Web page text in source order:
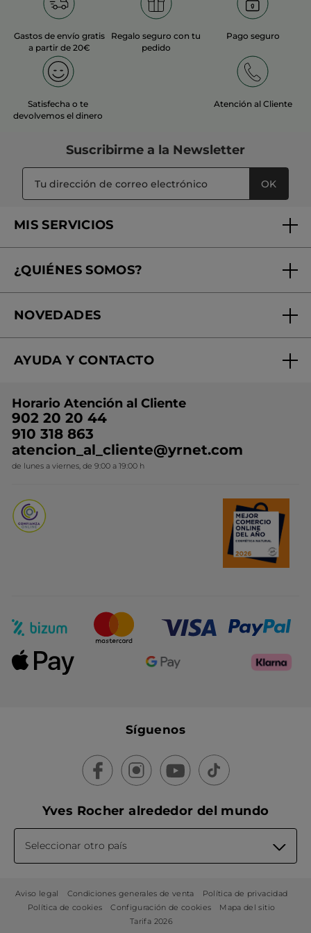
una suavidad duradera, te aconsejamos aplicar posteriormente
un tratamiento de la sección deCuidado de manos. Este paso
después de la exposición diaria a factores externos.
Gastos de envío gratis
a partir de 20€
Regalo seguro con tu
pedido
Pago seguro
Satisfecha o te
devolvemos el dinero
Atención al Cliente
Suscribirme a la Newsletter
OK
MIS SERVICIOS
Tratamientos de Belleza
Mi club Yves Rocher
¿QUIÉNES SOMOS?
¿Quiénes somos?
Nuestros compromisos
Conviértete en Franquiciada
NOVEDADES
Rebajas
Ideas de Regalo
Colección Monoi
Novedades del mes
AYUDA Y CONTACTO
Contacto
Horario Atención al Cliente
902 20 20 44
910 318 863
atencion_al_cliente@yrnet.com
de lunes a viernes, de 9:00 a 19:00 h
Síguenos
Yves Rocher alrededor del mundo
Seleccionar otro país
Aviso legal Condiciones generales de venta
Política de privacidad
Política de cookies
Configuración de cookies
Mapa del sitio
Tarifa 2026